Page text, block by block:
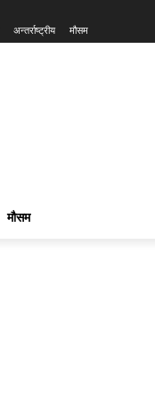
अन्तर्राष्ट्रीय मौसम
मौसम